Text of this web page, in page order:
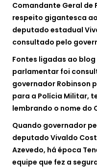
Comandante Geral de
respeito gigantesca
deputado estadual
consultado pelo
Fontes ligadas ao
parlamentar foi
governador Robinson
para a Polícia Militar,
lembrando o nome do
Quando governador
deputado Vivaldo
Azevedo, há época
equipe que fez a